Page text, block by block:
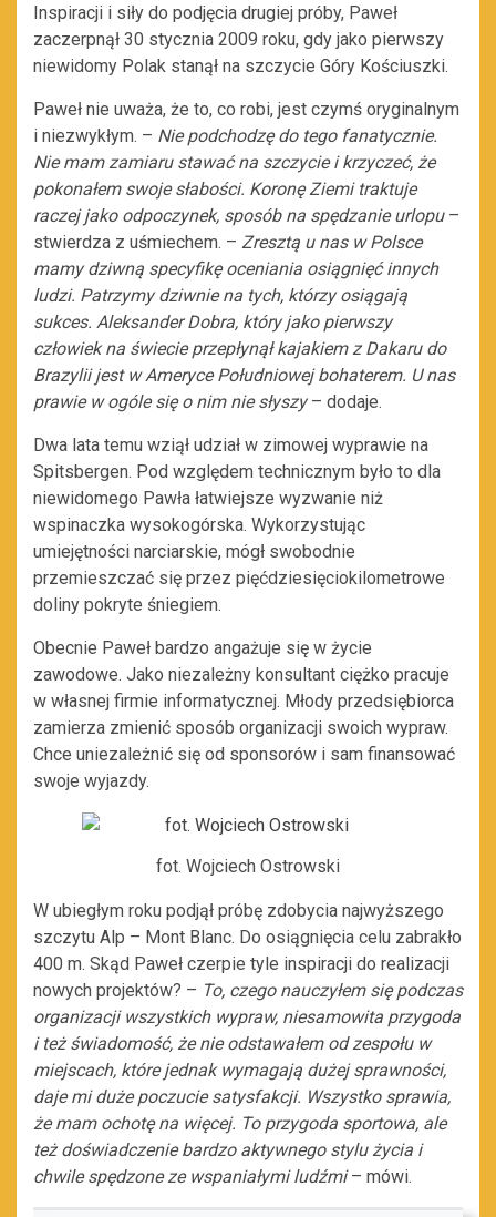
Inspiracji i siły do podjęcia drugiej próby, Paweł
zaczerpnął 30 stycznia 2009 roku, gdy jako pierwszy
niewidomy Polak stanął na szczycie Góry Kościuszki.
Paweł nie uważa, że to, co robi, jest czymś oryginalnym
i niezwykłym. – Nie podchodzę do tego fanatycznie.
Nie mam zamiaru stawać na szczycie i krzyczeć, że
pokonałem swoje słabości. Koronę Ziemi traktuje
raczej jako odpoczynek, sposób na spędzanie urlopu–
stwierdza z uśmiechem. – Zresztą u nas w Polsce
mamy dziwną specyfikę oceniania osiągnięć innych
ludzi. Patrzymy dziwnie na tych, którzy osiągają
sukces. Aleksander Dobra, który jako pierwszy
człowiek na świecie przepłynął kajakiem z Dakaru do
Brazylii jest w Ameryce Południowej bohaterem. U nas
prawie w ogóle się o nim nie słyszy– dodaje.
Dwa lata temu wziął udział w zimowej wyprawie na
Spitsbergen. Pod względem technicznym było to dla
niewidomego Pawła łatwiejsze wyzwanie niż
wspinaczka wysokogórska. Wykorzystując
umiejętności narciarskie, mógł swobodnie
przemieszczać się przez pięćdziesięciokilometrowe
doliny pokryte śniegiem.
Obecnie Paweł bardzo angażuje się w życie
zawodowe. Jako niezależny konsultant ciężko pracuje
w własnej firmie informatycznej. Młody przedsiębiorca
zamierza zmienić sposób organizacji swoich wypraw.
Chce uniezależnić się od sponsorów i sam finansować
swoje wyjazdy.
fot. Wojciech Ostrowski
W ubiegłym roku podjął próbę zdobycia najwyższego
szczytu Alp – Mont Blanc. Do osiągnięcia celu zabrakło
400 m. Skąd Paweł czerpie tyle inspiracji do realizacji
nowych projektów? – To, czego nauczyłem się podczas
organizacji wszystkich wypraw, niesamowita przygoda
i też świadomość, że nie odstawałem od zespołu w
miejscach, które jednak wymagają dużej sprawności,
daje mi duże poczucie satysfakcji. Wszystko sprawia,
że mam ochotę na więcej. To przygoda sportowa, ale
też doświadczenie bardzo aktywnego stylu życia i
chwile spędzone ze wspaniałymi ludźmi– mówi.